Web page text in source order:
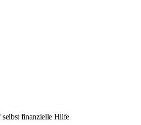
selbst finanzielle Hilfe